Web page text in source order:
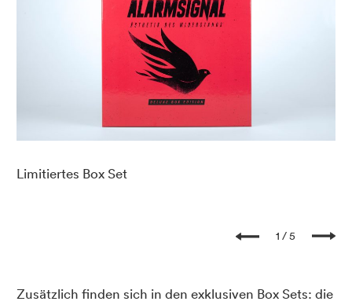
Limitiertes Box Set
1 5
Zusätzlich finden sich in den exklusiven Box Sets: die